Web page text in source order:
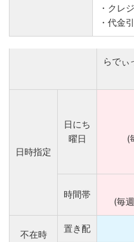
・クレ
・代金
らでぃ
日時指定
日にち
曜日
(
時間帯
(毎
不在時
置き配